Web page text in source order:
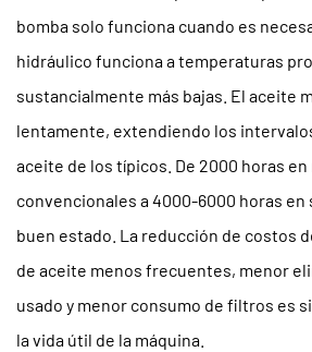
bomba solo funciona cuando es
hidráulico funciona a temperaturas
sustancialmente más bajas. El aceite
lentamente, extendiendo los
aceite de los típicos. De 2000 horas
convencionales a 4000-6000 horas en
buen estado. La reducción de costos
de aceite menos frecuentes, menor
usado y menor consumo de filtros es
la vida útil de la máquina.